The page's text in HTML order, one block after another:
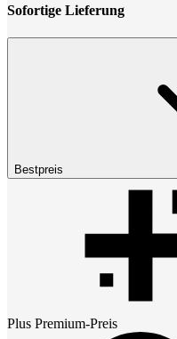
Sofortige Lieferung
Bestpreis
Plus Premium-Preis